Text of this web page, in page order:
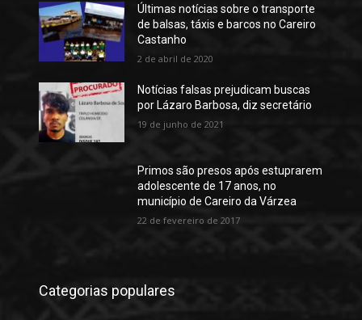
Últimas notícias sobre o transporte
de balsas, táxis e barcos no Careiro
Castanho
2 de abril de 2020
Notícias falsas prejudicam buscas
por Lázaro Barbosa, diz secretário
19 de junho de 2021
Primos são presos após estuprarem
adolescente de 17 anos, no
município de Careiro da Várzea
22 de fevereiro de 2017
Categorias populares